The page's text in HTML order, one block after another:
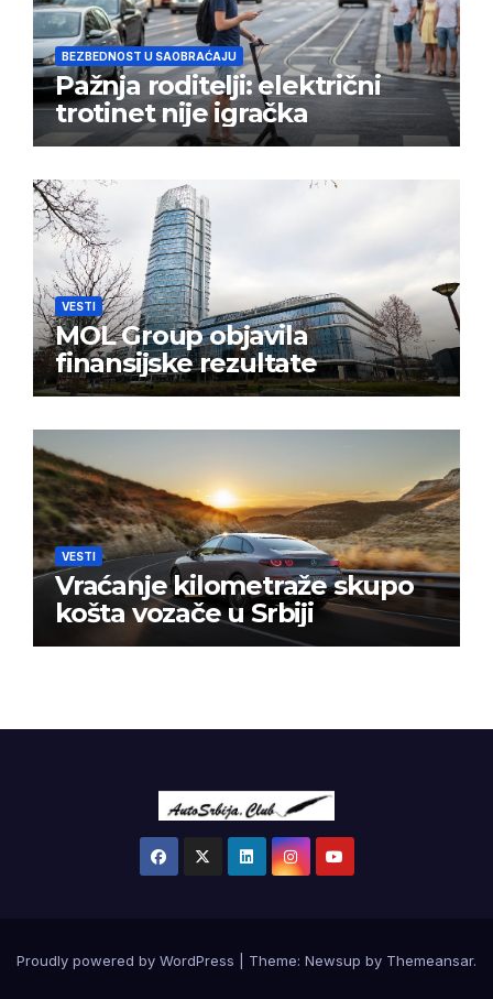
BEZBEDNOST U SAOBRAĆAJU
Pažnja roditelji: električni
trotinet nije igračka
VESTI
MOL Group objavila
finansijske rezultate
VESTI
Vraćanje kilometraže skupo
košta vozače u Srbiji
Proudly powered by WordPress Theme: Newsup by Themeansar.